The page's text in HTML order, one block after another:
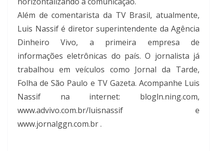
Além de comentarista da TV Brasil, atualmente,
Luis Nassif é diretor superintendente da Agência
Dinheiro Vivo, a primeira empresa de
informações eletrônicas do país. O jornalista já
trabalhou em veículos como Jornal da Tarde,
Folha de São Paulo e TV Gazeta. Acompanhe Luis
Nassif na internet: blogln.ning.com,
www.advivo.com.br/luisnassif e
www.jornalggn.com.br .